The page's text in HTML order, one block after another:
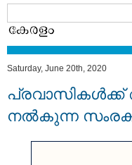
Saturday, June 20th, 2020
പ്രവാസികള്‍ക്ക്
നല്‍കുന്ന